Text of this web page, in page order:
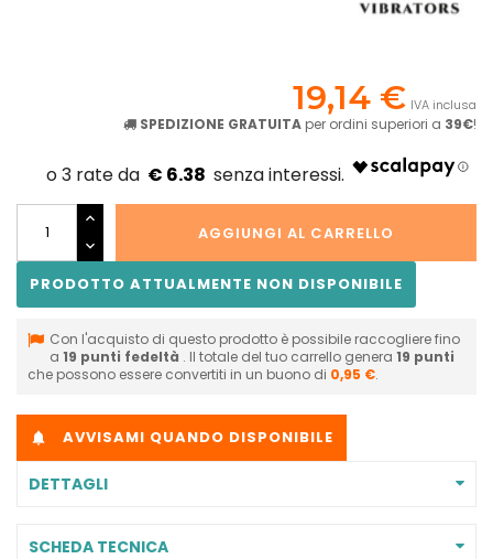
19,14 € IVA inclusa
SPEDIZIONE GRATUITA per ordini superiori a 39€!
€ 6.38
AGGIUNGI AL CARRELLO
PRODOTTO ATTUALMENTE NON DISPONIBILE
Con l'acquisto di questo prodotto è possibile raccogliere fino
a 19 punti fedeltà . Il totale del tuo carrello genera 19 punti
che possono essere convertiti in un buono di 0,95 €.
 AVVISAMI QUANDO DISPONIBILE
DETTAGLI
SCHEDA TECNICA